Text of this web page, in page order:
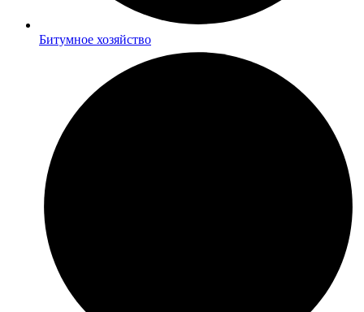
Битумное хозяйство